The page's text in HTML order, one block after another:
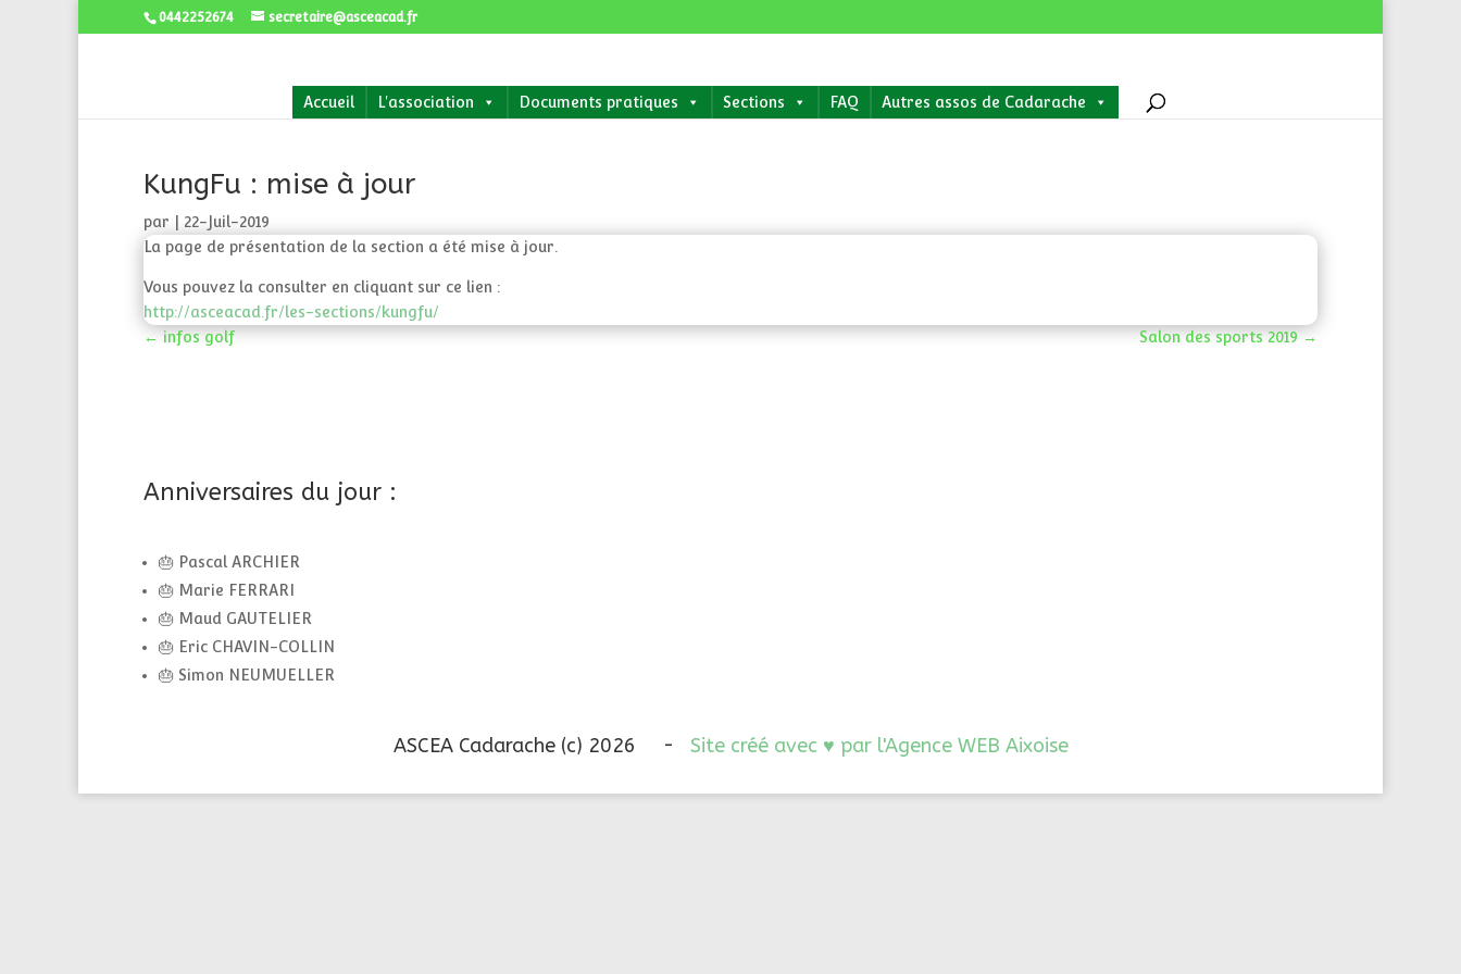
0442252674 secretaire@asceacad.fr
Accueil L'association Documents pratiques Sections FAQ Autres assos de Cadarache
KungFu : mise à jour
par
22-Juil-2019
La page de présentation de la section a été mise à jour.
Vous pouvez la consulter en cliquant sur ce lien :
http://asceacad.fr/les-sections/kungfu/
← infos golf Salon des sports 2019 →
Anniversaires du jour :
🎂 Pascal ARCHIER
🎂 Marie FERRARI
🎂 Maud GAUTELIER
🎂 Eric CHAVIN-COLLIN
🎂 Simon NEUMUELLER
ASCEA Cadarache (c) 2026 - Site créé avec ♥ par l'Agence WEB Aixoise